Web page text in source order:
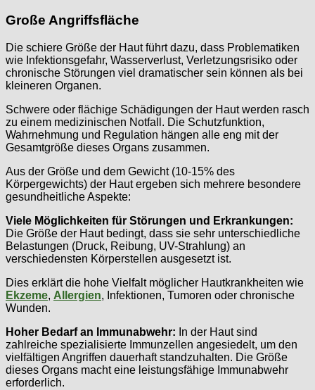
Große Angriffsfläche
Die schiere Größe der Haut führt dazu, dass Problematiken
wie Infektionsgefahr, Wasserverlust, Verletzungsrisiko oder
chronische Störungen viel dramatischer sein können als bei
kleineren Organen.
Schwere oder flächige Schädigungen der Haut werden rasch
zu einem medizinischen Notfall. Die Schutzfunktion,
Wahrnehmung und Regulation hängen alle eng mit der
Gesamtgröße dieses Organs zusammen.
Aus der Größe und dem Gewicht (10-15% des
Körpergewichts) der Haut ergeben sich mehrere besondere
gesundheitliche Aspekte:
Viele Möglichkeiten für Störungen und Erkrankungen:
Die Größe der Haut bedingt, dass sie sehr unterschiedliche
Belastungen (Druck, Reibung, UV-Strahlung) an
verschiedensten Körperstellen ausgesetzt ist.
Dies erklärt die hohe Vielfalt möglicher Hautkrankheiten wie
Ekzeme, Allergien, Infektionen, Tumoren oder chronische
Wunden.
Hoher Bedarf an Immunabwehr: In der Haut sind
zahlreiche spezialisierte Immunzellen angesiedelt, um den
vielfältigen Angriffen dauerhaft standzuhalten. Die Größe
dieses Organs macht eine leistungsfähige Immunabwehr
erforderlich.